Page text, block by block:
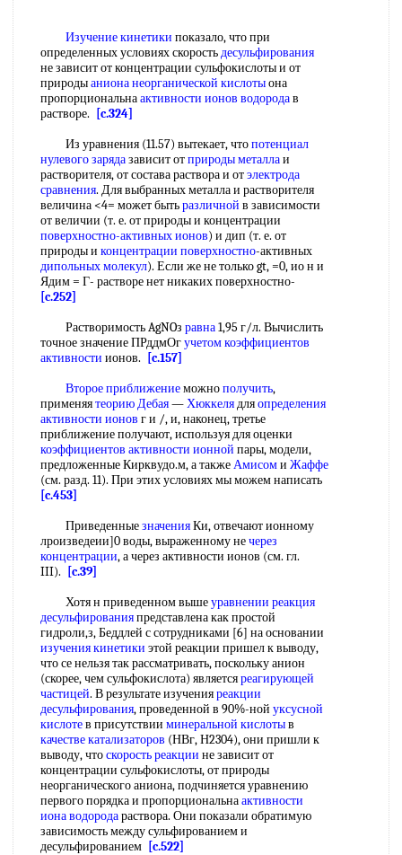
Изучение кинетики показало, что при
определенных условиях скоростьдесульфирования
не зависит от концентрации сульфокислоты и от
природыаниона неорганической кислотыона
пропорциональнаактивности ионов водородав
растворе.
[c.324]
Из уравнения (11.57) вытекает, чтопотенциал
нулевого зарядазависит отприроды металлаи
растворителя, от состава раствора и отэлектрода
сравнения. Для выбранных металла и растворителя
величина <4= может бытьразличной в зависимости
от величии (т. е. от природы и концентрации
поверхностно-активных ионов) и дип (т. е. от
природы и концентрации поверхностно-активных
дипольных молекул). Если же не только gt, =0, ио н и
Ядим = Г- растворе нет никаких поверхностно-
[c.252]
Растворимость AgNOз равна1,95 г/л. Вычислить
точное значение ПРддмОгучетом коэффициентов
активности ионов.
[c.157]
Второе приближениеможнополучить,
применяятеорию Дебая—Хюккелядляопределения
активности ионов г и /, и, наконец, третье
приближение получают, используя для оценки
коэффициентов активности ионной пары, модели,
предложенные Кирквудо.м, а такжеАмисоми Жаффе
(см. разд. 11). При этих условиях мы можем написать
[c.453]
ПриведенныезначенияКи, отвечают ионному
лроизведеии]0 воды, выраженному нечерез
концентрации, а через активности ионов (см. гл.
III).
[c.39]
Хотя н приведенном вышеуравнении реакция
десульфированияпредставлена как простой
гидроли,з, Беддлей с сотрудниками [6] на основании
изучения кинетики этой реакции пришел к выводу,
что се нельзя так рассматривать, поскольку анион
(скорее, чем сульфокислота) являетсяреагирующей
частицей. В результате изученияреакции
десульфирования, проведенной в 90%-ной уксусной
кислотев присутствии минеральной кислотыв
качестве катализаторов (НВг, Н2304), они пришли к
выводу, чтоскорость реакции не зависит от
концентрации сульфокислоты, от природы
неорганического аниона, подчиняется уравнению
первого порядка и пропорциональнаактивности
иона водородараствора. Они показали обратимую
зависимость между сульфированием и
десульфированием [c.522]